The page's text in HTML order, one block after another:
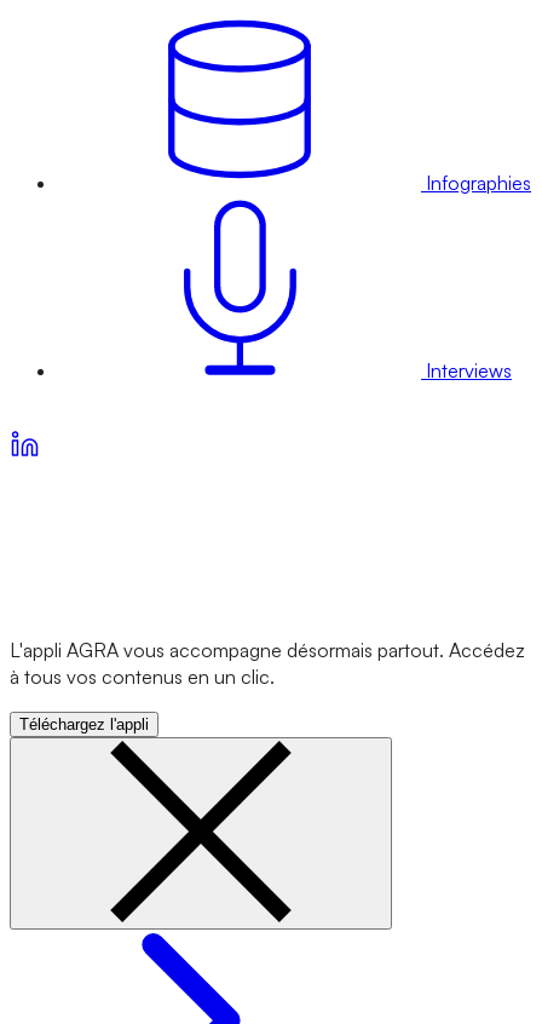
Infographies
Interviews
L'appli AGRA vous accompagne désormais partout. Accédez
à tous vos contenus en un clic.
Téléchargez l'appli